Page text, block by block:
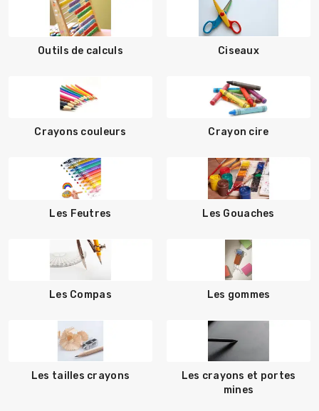
Outils de calculs Ciseaux
Crayons couleurs Crayon cire
Les Feutres Les Gouaches
Les Compas Les gommes
Les tailles crayons
Les crayons et portes
mines